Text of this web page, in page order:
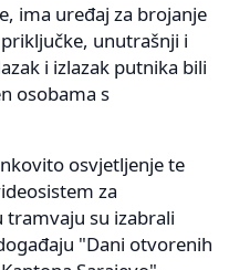
ima uređaj za brojanje
unutrašnji i
i izlazak putnika bili
osobama s
osvjetljenje te
za
tramvaju su izabrali
"Dani otvorenih